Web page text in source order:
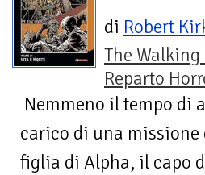
di Robert
The Walking
Reparto
Nemmeno il tempo di
carico di una missione
figlia di Alpha, il capo